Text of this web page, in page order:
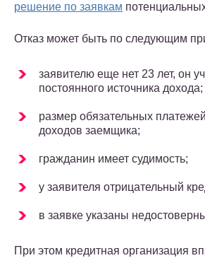
решение по заявкам
Отказ может быть по следующим
заявителю еще нет 23 лет, он
постоянного источника дохода;
размер обязательных
доходов заемщика;
гражданин имеет судимость;
у заявителя отрицательный
в заявке указаны
При этом кредитная организация